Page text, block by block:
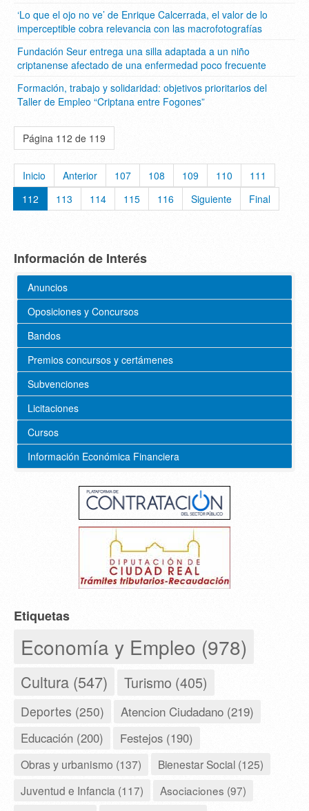
‘Lo que el ojo no ve’ de Enrique Calcerrada, el valor de lo
imperceptible cobra relevancia con las macrofotografías
Fundación Seur entrega una silla adaptada a un niño
criptanense afectado de una enfermedad poco frecuente
Formación, trabajo y solidaridad: objetivos prioritarios del
Taller de Empleo “Criptana entre Fogones”
Página 112 de 119
Inicio Anterior 107 108 109 110
111
112
113 114 115 116 Siguiente Final
Información de Interés
Anuncios
Oposiciones y Concursos
Bandos
Premios concursos y certámenes
Subvenciones
Licitaciones
Cursos
Información Económica Financiera
Etiquetas
Economía y Empleo (978)
Cultura (547) Turismo (405)
Deportes (250) Atencion Ciudadano (219)
Educación (200) Festejos (190)
Obras y urbanismo (137)
Bienestar Social (125)
Juventud e Infancia (117)
Asociaciones (97)